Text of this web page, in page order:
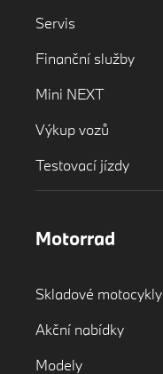
Servis
Finanční služby
Mini NEXT
Výkup vozů
Testovací jízdy
Motorrad
Skladové motocykly
Akční nabídky
Modely